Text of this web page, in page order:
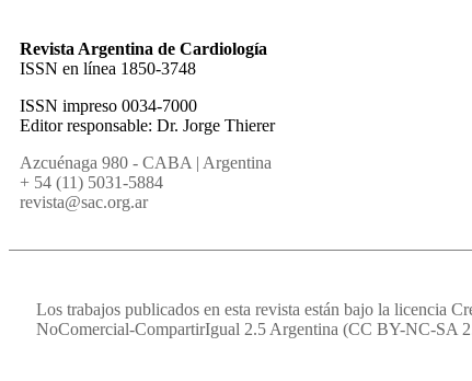
Revista Argentina de Cardiología
ISSN en línea 1850-3748
ISSN impreso 0034-7000
Editor responsable: Dr. Jorge Thierer
Azcuénaga 980 - CABA | Argentina
+ 54 (11) 5031-5884
revista@sac.org.ar
Los trabajos publicados en esta revista están bajo la licencia
NoComercial-CompartirIgual 2.5 Argentina (CC BY-NC-SA